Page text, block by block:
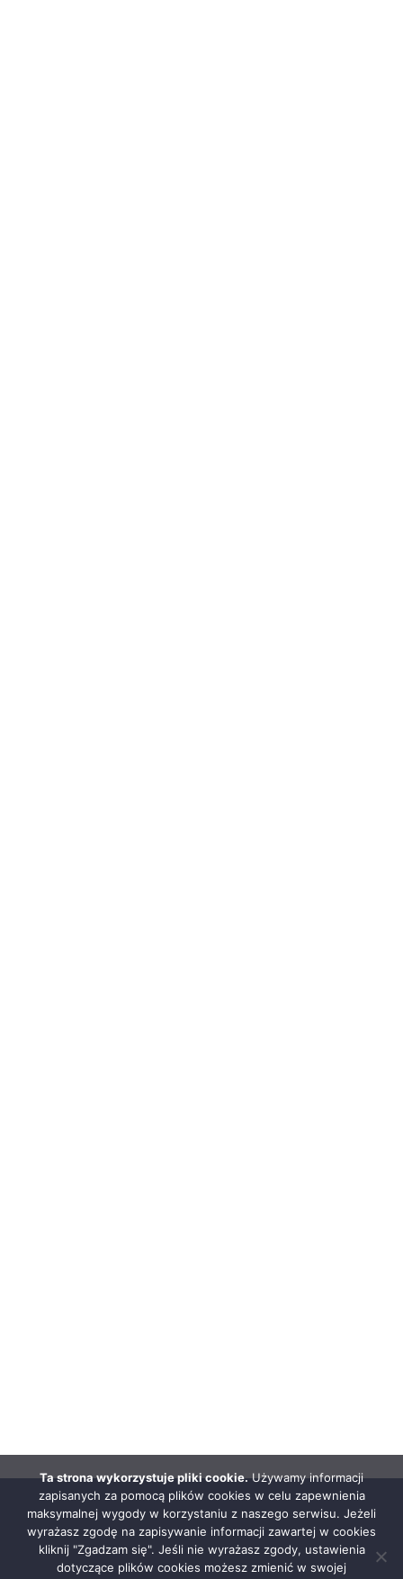
Ta strona wykorzystuje pliki cookie.Używamy informacji
zapisanych za pomocą plików cookies w celu zapewnienia
maksymalnej wygody w korzystaniu z naszego serwisu. Jeżeli
wyrażasz zgodę na zapisywanie informacji zawartej w cookies
kliknij "Zgadzam się". Jeśli nie wyrażasz zgody, ustawienia
dotyczące plików cookies możesz zmienić w swojej